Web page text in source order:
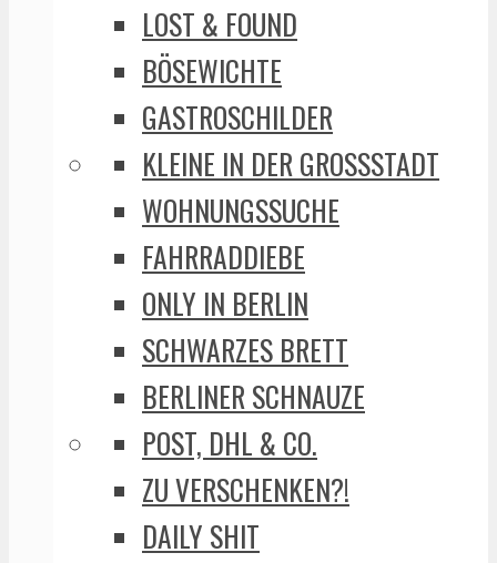
LOST & FOUND
BÖSEWICHTE
GASTROSCHILDER
KLEINE IN DER GROSSSTADT
WOHNUNGSSUCHE
FAHRRADDIEBE
ONLY IN BERLIN
SCHWARZES BRETT
BERLINER SCHNAUZE
POST, DHL & CO.
ZU VERSCHENKEN?!
DAILY SHIT